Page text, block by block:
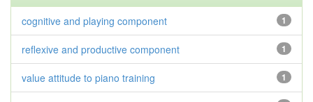
1
cognitive and playing component
1
reflexive and productive component
1
value attitude to piano training